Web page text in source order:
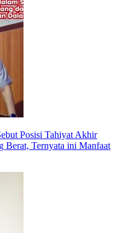
Posisi Tahiyat Akhir
Berat, Ternyata ini Manfaat